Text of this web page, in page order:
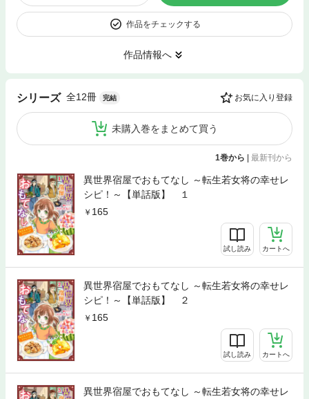
作品をチェックする
作品情報へ
シリーズ 全12冊 完結 お気に入り登録
未購入巻をまとめて買う
1巻から | 最新刊から
異世界宿屋でおもてなし ～転生若女将の幸せレ
シピ！～【単話版】 １
165
試し読み カートへ
異世界宿屋でおもてなし ～転生若女将の幸せレ
シピ！～【単話版】 ２
165
試し読み カートへ
異世界宿屋でおもてなし ～転生若女将の幸せレ